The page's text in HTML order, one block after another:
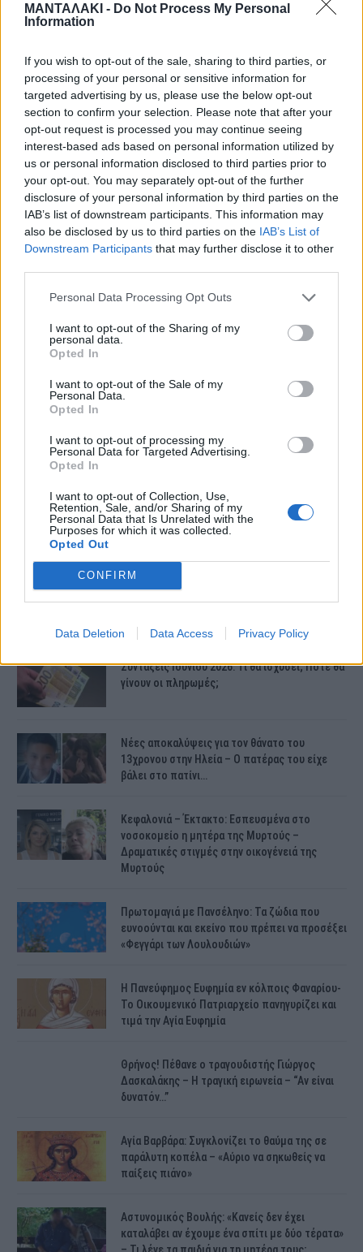
ΜΑΝΤΑΛΑΚΙ - Do Not Process My Personal
Information
If you wish to opt-out of the sale, sharing to third parties, or
processing of your personal or sensitive information for
targeted advertising by us, please use the below opt-out
section to confirm your selection. Please note that after your
opt-out request is processed you may continue seeing
interest-based ads based on personal information utilized by
us or personal information disclosed to third parties prior to
your opt-out. You may separately opt-out of the further
disclosure of your personal information by third parties on the
IAB’s list of downstream participants. This information may
also be disclosed by us to third parties on the IAB’s List of
Downstream Participants that may further disclose it to other
Personal Data Processing Opt Outs
I want to opt-out of the Sharing of my
personal data.
Opted In
I want to opt-out of the Sale of my
Personal Data.
Opted In
I want to opt-out of processing my
Personal Data for Targeted Advertising.
Opted In
I want to opt-out of Collection, Use,
Retention, Sale, and/or Sharing of my
Personal Data that Is Unrelated with the
Purposes for which it was collected.
Opted Out
CONFIRM
Data Deletion Data Access Privacy Policy
σκαφών, που δραστηριοποιείται στα
βόρεια προάστια.
Ο πατέρας του θύματος σε δηλώσεις
που παραχώρησε στην εκπομπή του
Alpha, σημείωσε πως ο γιος του έχει
διαφύγει τον κίνδυνο, αλλά έχει πολύ
σοβαρά τραύματα.
Συντάξεις Ιουνίου 2026: Τι θα ισχύσει; Πότε θα
γίνουν οι πληρωμές;
Νέες αποκαλύψεις για τον θάνατο του
13χρονου στην Ηλεία – Ο πατέρας του είχε
βάλει στο πατίνι…
Κεφαλονιά – Έκτακτο: Εσπευσμένα στο
νοσοκομείο η μητέρα της Μυρτούς –
Δραματικές στιγμές στην οικογένειά της
Μυρτούς
Πρωτομαγιά με Πανσέληνο: Τα ζώδια που
ευνοούνται και εκείνο που πρέπει να προσέξει
«Φεγγάρι των Λουλουδιών»
H Πανεύφημος Ευφημία εν κόλποις Φαναρίου-
Το Οικουμενικό Πατριαρχείο πανηγυρίζει και
τιμά την Αγία Ευφημία
Θρήνος! Πέθανε ο τραγουδιστής Γιώργος
Δασκαλάκης – Η τραγική ειρωνεία – “Αν είναι
δυνατόν…”
Αγία Βαρβάρα: Συγκλονίζει το θαύμα της σε
παράλυτη κοπέλα – «Αύριο να σηκωθείς να
παίξεις πιάνο»
Αστυνομικός Bουλής: «Κανείς δεν έχει
καταλάβει αν έχουμε ένα σπίτι με δύο τέρατα»
– Τι λένε τα παιδιά για τη μητέρα τους;